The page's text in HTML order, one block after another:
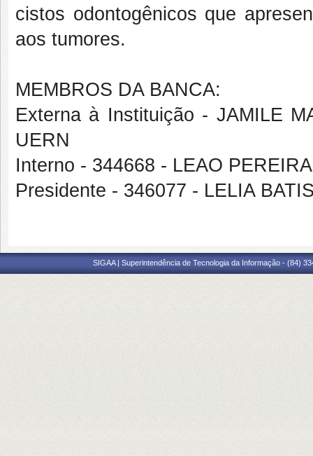
cistos odontogênicos que
aos tumores.
MEMBROS DA BANCA:
Externa à Instituição - JAMILE
UERN
Interno - 344668 - LEAO
Presidente - 346077 - LELIA
SIGAA | Superintendência de Tecnologia da Informação - (84)